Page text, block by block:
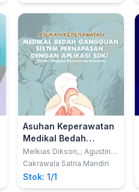
Asuhan Keperawatan
Medikal Bedah
Gangguan Sistem
Pernapasan dengan
Aplikasi SDKI (Standar
Diagnosa
Melkias Dikson,.; Agustina
Sisilia Wati Dua Wida
Cakrawala Satria Mandiri
Stok: 1/1